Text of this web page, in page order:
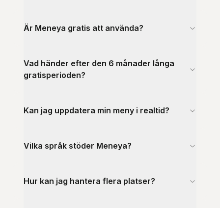
Är Meneya gratis att använda?
Vad händer efter den 6 månader långa
gratisperioden?
Kan jag uppdatera min meny i realtid?
Vilka språk stöder Meneya?
Hur kan jag hantera flera platser?